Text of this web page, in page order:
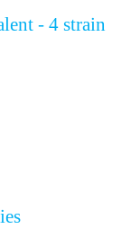
- 4 strain